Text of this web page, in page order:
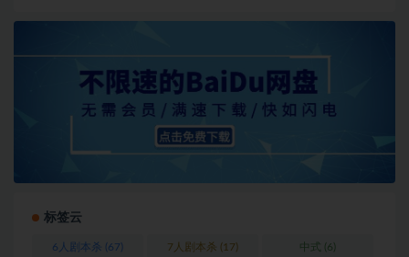
标签云
6人剧本杀 (67) 7人剧本杀 (17) 中式 (6)